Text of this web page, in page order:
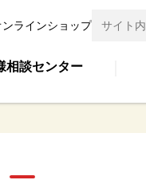
ンラインショップ
相談センター